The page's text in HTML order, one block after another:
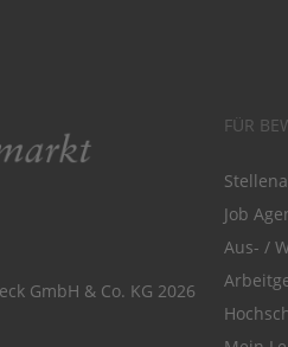
GmbH & Co. KG 2026
FÜR
Job
Aus- /